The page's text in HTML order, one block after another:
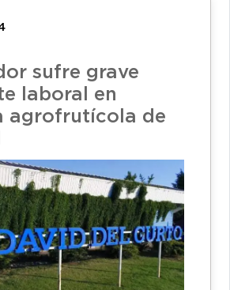
sufre grave
laboral en
agrofrutícola de